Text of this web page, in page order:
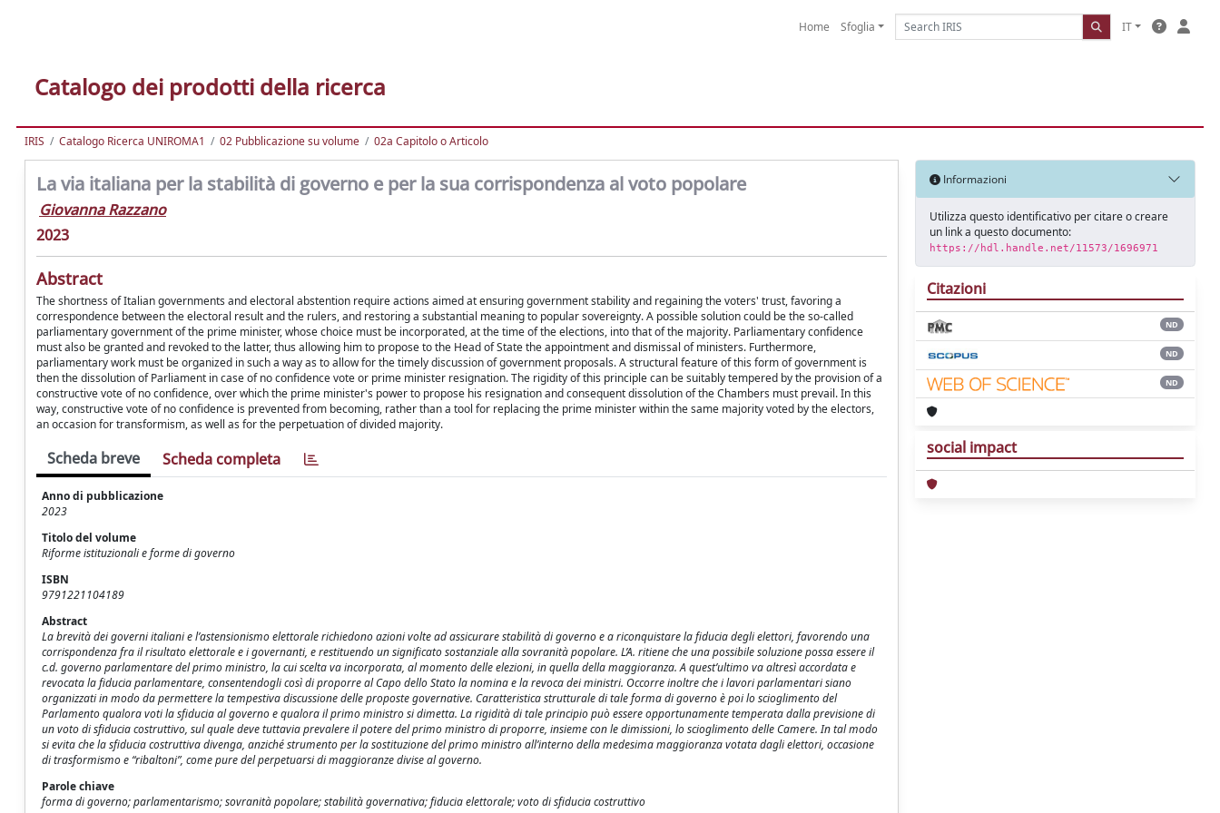
Home Sfoglia IT
Catalogo dei prodotti della ricerca
IRIS Catalogo Ricerca UNIROMA1 02 Pubblicazione su volume 02a Capitolo o Articolo
La via italiana per la stabilità di governo e per la sua corrispondenza al voto popolare
Giovanna Razzano
2023
Abstract
The shortness of Italian governments and electoral abstention require actions aimed at ensuring government stability and regaining the voters' trust, favoring a
correspondence between the electoral result and the rulers, and restoring a substantial meaning to popular sovereignty. A possible solution could be the so-called
parliamentary government of the prime minister, whose choice must be incorporated, at the time of the elections, into that of the majority. Parliamentary confidence
must also be granted and revoked to the latter, thus allowing him to propose to the Head of State the appointment and dismissal of ministers. Furthermore,
parliamentary work must be organized in such a way as to allow for the timely discussion of government proposals. A structural feature of this form of government is
then the dissolution of Parliament in case of no confidence vote or prime minister resignation. The rigidity of this principle can be suitably tempered by the provision of a
constructive vote of no confidence, over which the prime minister's power to propose his resignation and consequent dissolution of the Chambers must prevail. In this
way, constructive vote of no confidence is prevented from becoming, rather than a tool for replacing the prime minister within the same majority voted by the electors,
an occasion for transformism, as well as for the perpetuation of divided majority.
Scheda breve Scheda completa
Anno di pubblicazione
2023
Titolo del volume
Riforme istituzionali e forme di governo
ISBN
9791221104189
Abstract
La brevità dei governi italiani e l’astensionismo elettorale richiedono azioni volte ad assicurare stabilità di governo e a riconquistare la fiducia degli elettori, favorendo una
corrispondenza fra il risultato elettorale e i governanti, e restituendo un significato sostanziale alla sovranità popolare. L’A. ritiene che una possibile soluzione possa essere il
c.d. governo parlamentare del primo ministro, la cui scelta va incorporata, al momento delle elezioni, in quella della maggioranza. A quest’ultimo va altresì accordata e
revocata la fiducia parlamentare, consentendogli così di proporre al Capo dello Stato la nomina e la revoca dei ministri. Occorre inoltre che i lavori parlamentari siano
organizzati in modo da permettere la tempestiva discussione delle proposte governative. Caratteristica strutturale di tale forma di governo è poi lo scioglimento del
Parlamento qualora voti la sfiducia al governo e qualora il primo ministro si dimetta. La rigidità di tale principio può essere opportunamente temperata dalla previsione di
un voto di sfiducia costruttivo, sul quale deve tuttavia prevalere il potere del primo ministro di proporre, insieme con le dimissioni, lo scioglimento delle Camere. In tal modo
si evita che la sfiducia costruttiva divenga, anziché strumento per la sostituzione del primo ministro all’interno della medesima maggioranza votata dagli elettori, occasione
di trasformismo e “ribaltoni”, come pure del perpetuarsi di maggioranze divise al governo.
Parole chiave
forma di governo; parlamentarismo; sovranità popolare; stabilità governativa; fiducia elettorale; voto di sfiducia costruttivo
Informazioni
Utilizza questo identificativo per citare o creare
un link a questo documento:
https://hdl.handle.net/11573/1696971
Citazioni
ND
ND
ND
social impact